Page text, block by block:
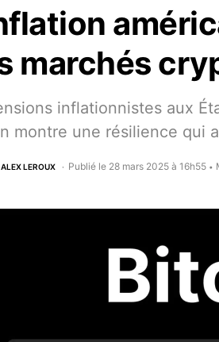
marchés
inflationnistes aux
montre une résilience qui
ALEX LEROUX Publié le 28 mars 2025 à 16h55 •